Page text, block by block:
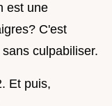
est une
C'est
culpabiliser.
Et puis,